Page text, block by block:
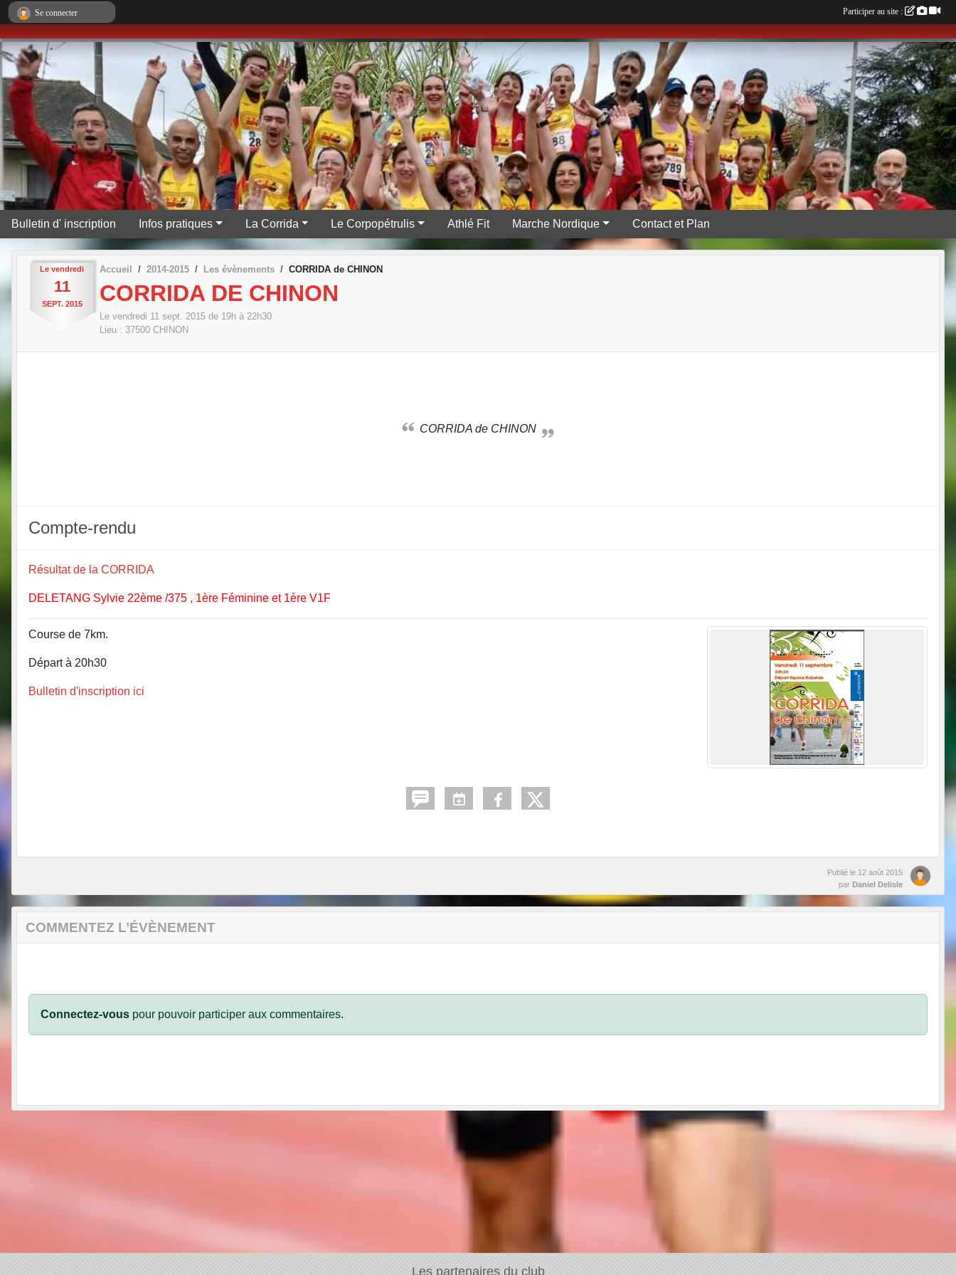
Bulletin d' inscription Infos pratiques La Corrida Le Corpopétrulis Athlé Fit Marche Nordique Contact et Plan
Le vendredi
11
SEPT. 2015
Accueil 2014-2015 Les évènements CORRIDA de CHINON
CORRIDA DE CHINON
Le vendredi 11 sept. 2015 de 19h à 22h30
Lieu : 37500 CHINON
CORRIDA de CHINON
Compte-rendu
Résultat de la CORRIDA
DELETANG Sylvie 22ème /375 , 1ère Féminine et 1ère V1F
Course de 7km.
Départ à 20h30
Bulletin d'inscription ici
Publié le 12 août 2015
par Daniel Delisle
COMMENTEZ L’ÉVÈNEMENT
Connectez-vous pour pouvoir participer aux commentaires.
Les partenaires du club
Se connecter Participer au site :
Panneau de gestion des cookies